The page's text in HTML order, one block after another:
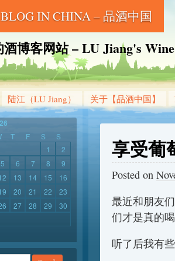
IN CHINA – 品酒中国
博客网站 – LU Jiang's
陆江（LU Jiang） 关于【品酒中国】
享受葡
Posted on
最近和朋友
们才是真的
听了后我有
T F S
S
1
2
5 6 7 8
9
13 14 15
16
20 21 22
23
27 28 29
30